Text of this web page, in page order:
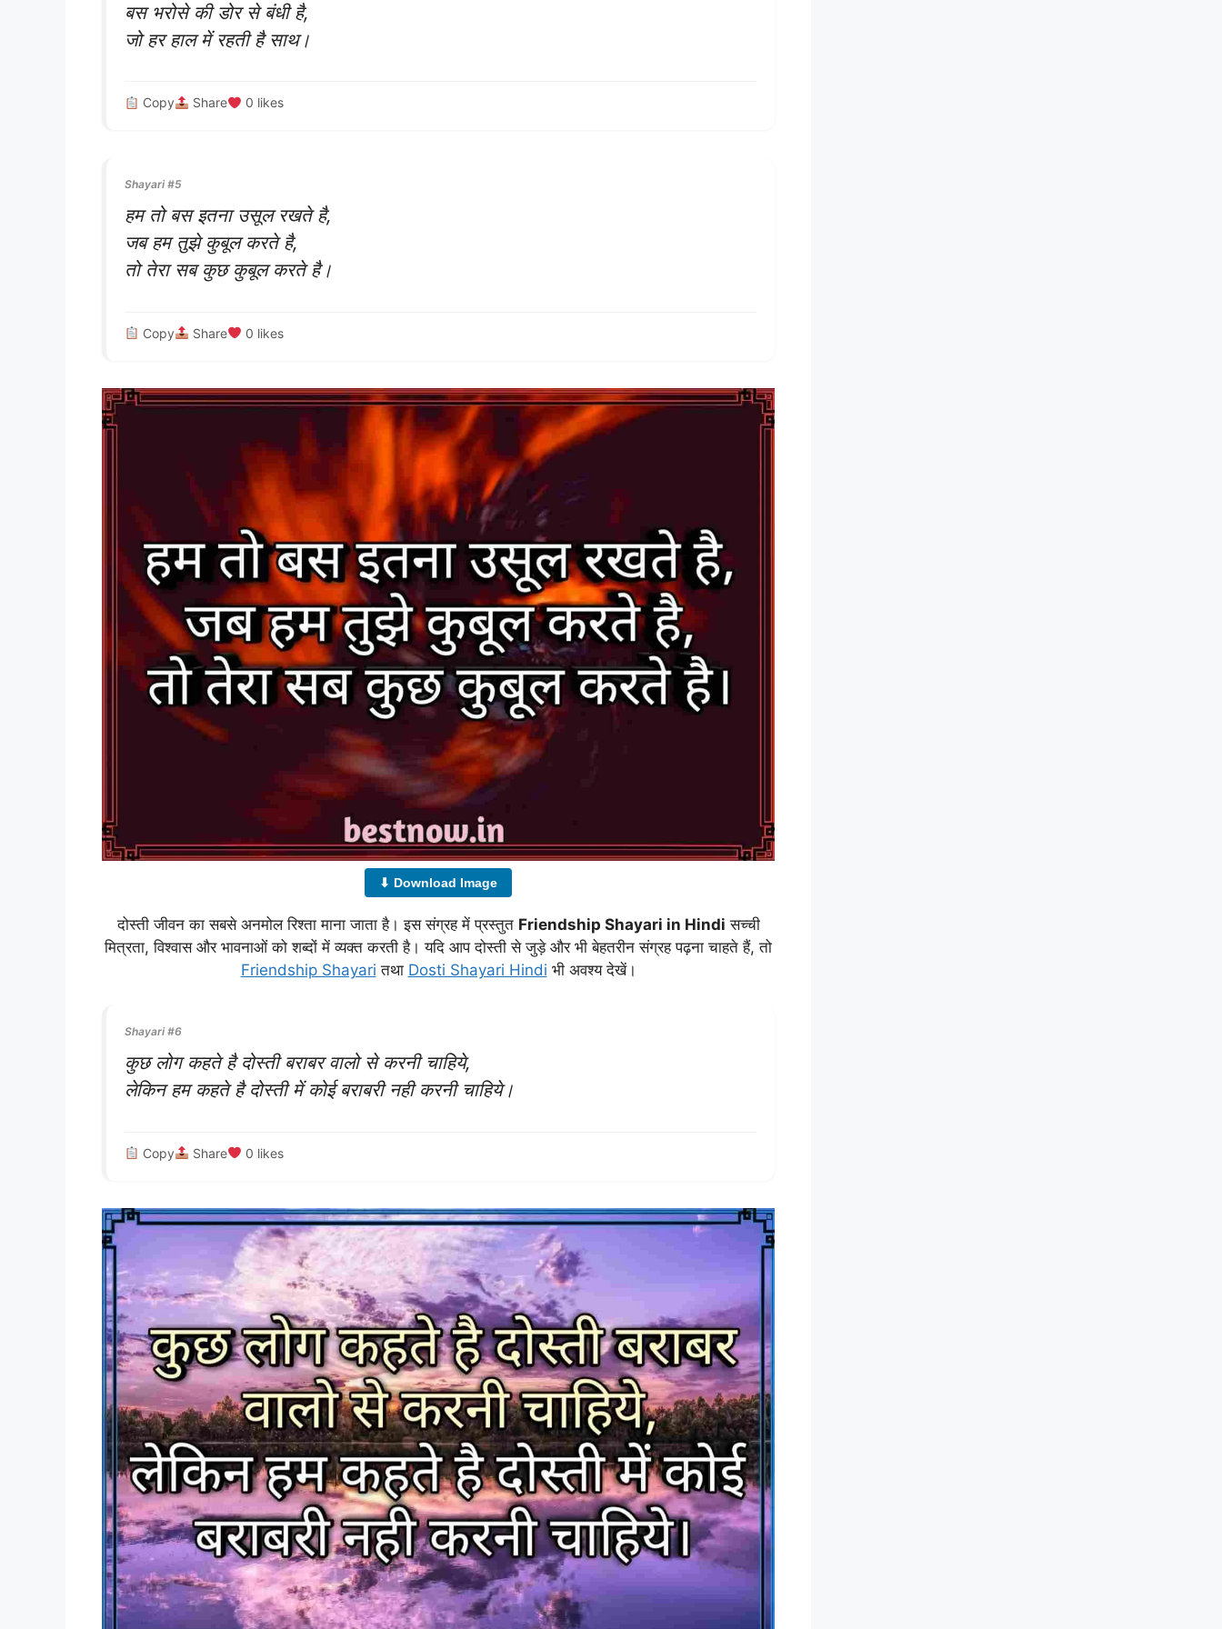
बस भरोसे की डोर से बंधी है,
जो हर हाल में रहती है साथ।
Copy Share 0 likes
Shayari #5
हम तो बस इतना उसूल रखते है,
जब हम तुझे कुबूल करते है,
तो तेरा सब कुछ कुबूल करते है।
Copy Share 0 likes
⬇ Download Image
दोस्ती जीवन का सबसे अनमोल रिश्ता माना जाता है। इस संग्रह में प्रस्तुत Friendship Shayari in Hindi सच्ची
मित्रता, विश्वास और भावनाओं को शब्दों में व्यक्त करती है। यदि आप दोस्ती से जुड़े और भी बेहतरीन संग्रह पढ़ना चाहते हैं, तो
Friendship Shayari तथा Dosti Shayari Hindi भी अवश्य देखें।
Shayari #6
कुछ लोग कहते है दोस्ती बराबर वालो से करनी चाहिये,
लेकिन हम कहते है दोस्ती में कोई बराबरी नही करनी चाहिये।
Copy Share 0 likes